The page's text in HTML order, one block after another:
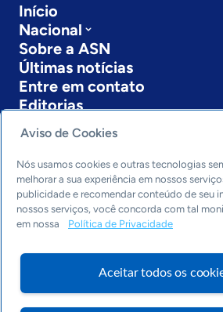
Início
Nacional
Sobre a ASN
Últimas notícias
Entre em contato
Editorias
Economia & Política
Inovação & Tecnologia
Cultura empreendedora
Dados
Arquivo
Aviso de Cookies
Nós usamos cookies e outras tecnologias
melhorar a sua experiência em nossos
publicidade e recomendar conteúdo de seu
nossos serviços, você concorda com tal
em nossa
Política de Privacidade
Aceitar todos os